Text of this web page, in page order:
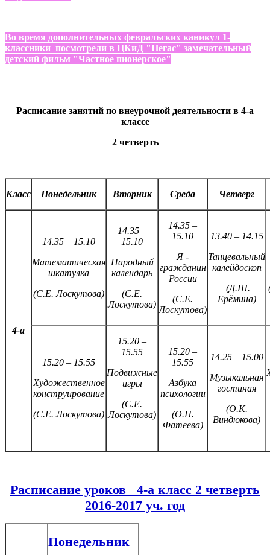
Во время дополнительных февральских каникул 1-
классники посмотрели в ЦКиД "Пегас" замечательный
детский фильм "Частное пионерское"
Расписание занятий по внеурочной деятельности в 4-а
классе
2 четверть
Класс Понедельник Вторник Среда Четверг
4-а
14.35 – 15.10
Математическая
шкатулка
(С.Е. Лоскутова)
14.35 –
15.10
Народный
календарь
(С.Е.
Лоскутова)
14.35 –
15.10
Я -
гражданин
России
(С.Е.
Лоскутова)
13.40 – 14.15
Танцевальный
калейдоскоп
(Д.Ш.
Ерёмина)
15.20 – 15.55
Художественное
конструирование
(С.Е. Лоскутова)
15.20 –
15.55
Подвижные
игры
(С.Е.
Лоскутова)
15.20 –
15.55
Азбука
психологии
(О.П.
Фатеева)
14.25 – 15.00
Музыкальная
гостиная
(О.К.
Виндюкова)
Расписание уроков 4-а класс 2 четверть
2016-2017 уч. год
Понедельник